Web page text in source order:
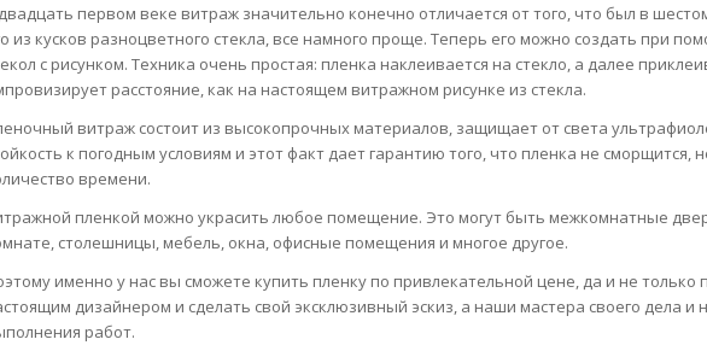
первом веке витраж значительно конечно отличается от того, что был в
из кусков разноцветного стекла, все намного проще. Теперь его можно создать при
с рисунком. Техника очень простая: пленка наклеивается на стекло, а далее
расстояние, как на настоящем витражном рисунке из стекла.
витраж состоит из высокопрочных материалов, защищает от света
к погодным условиям и этот факт дает гарантию того, что пленка не сморщится,
времени.
пленкой можно украсить любое помещение. Это могут быть межкомнатные
столешницы, мебель, окна, офисные помещения и многое другое.
именно у нас вы сможете купить пленку по привлекательной цене, да и не только
дизайнером и сделать свой эксклюзивный эскиз, а наши мастера своего дела и
работ.